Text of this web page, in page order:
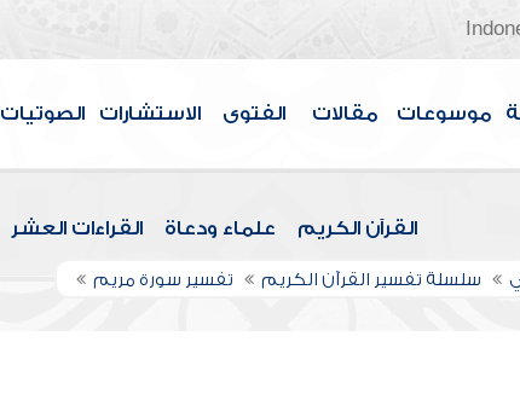
موسوعات مقالات الفتوى الاستشارات الصوتيات
القرآن الكريم علماء ودعاة القراءات العشر
سلسلة تفسير القرآن الكريم تفسير سورة مريم